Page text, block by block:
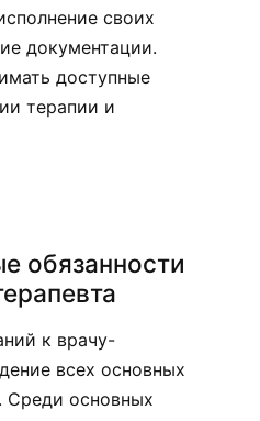
своих
документации.
доступные
терапии и
обязанности
к врачу-
всех основных
Среди основных